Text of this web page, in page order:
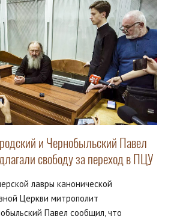
и Чернобыльский Павел
свободу за переход в ПЦУ
лавры канонической
Церкви митрополит
Павел сообщил, что